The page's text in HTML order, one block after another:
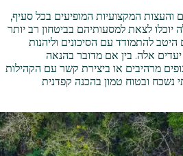
והעצות המקצועיות המופיעים בכל סעיף,
יוכלו לצאת למסעותיהם בביטחון רב יותר
להתמודד עם הסיכונים וליהנות
אלה. בין אם מדובר בהנאה
מרהיבים או ביצירת קשר עם הקהילות
נשכח ובטוח טמון בהכנה קפדנית